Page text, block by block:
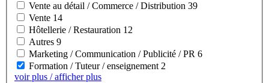
Vente au détail / Commerce / Distribution 39
Vente 14
Hôtellerie / Restauration 12
Autres 9
Marketing / Communication / Publicité / PR 6
Formation / Tuteur / enseignement2
voir plus / afficher plus